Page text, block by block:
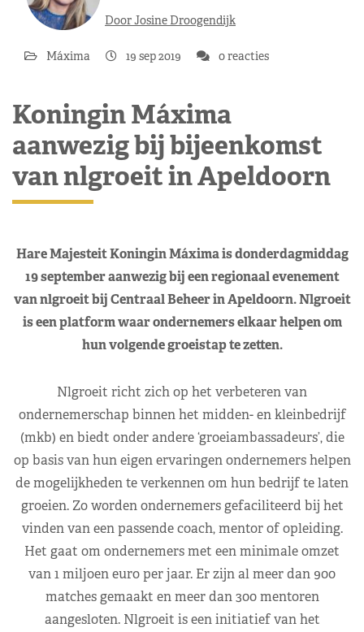
Door Josine Droogendijk
Máxima 19 sep 2019 0 reacties
Koningin Máxima
aanwezig bij bijeenkomst
van nlgroeit in Apeldoorn
Hare Majesteit Koningin Máxima is donderdagmiddag
19 september aanwezig bij een regionaal evenement
van nlgroeit bij Centraal Beheer in Apeldoorn. Nlgroeit
is een platform waar ondernemers elkaar helpen om
hun volgende groeistap te zetten.
Nlgroeit richt zich op het verbeteren van
ondernemerschap binnen het midden- en kleinbedrijf
(mkb) en biedt onder andere ‘groeiambassadeurs’, die
op basis van hun eigen ervaringen ondernemers helpen
de mogelijkheden te verkennen om hun bedrijf te laten
groeien. Zo worden ondernemers gefaciliteerd bij het
vinden van een passende coach, mentor of opleiding.
Het gaat om ondernemers met een minimale omzet
van 1 miljoen euro per jaar. Er zijn al meer dan 900
matches gemaakt en meer dan 300 mentoren
aangesloten. Nlgroeit is een initiatief van het